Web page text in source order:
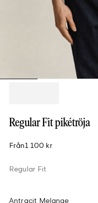
Regular Fit pikétröja
Från1 100 kr
Regular Fit
Antracit Melange